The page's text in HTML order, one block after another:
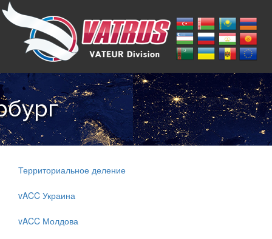
Территориальное деление
vACC Украина
vACC Молдова